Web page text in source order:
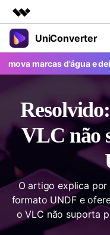
Produtos em destaque
Criatividade digital
Negócios
Soluções
Sala de imprensa
Suporte
UniConverter
Productos
UniConverter-
UniConverter
UniConverter
AniSmall-Compressor
AniSmall para
AniSmall para iOS
texto
Ferramentas Online
Fãs de
Onde
Ajuda
Guia
Como usar o
Atualize para a V17
marcas d'água e
VLC não
O artigo explica
formato UNDF e
o VLC não suporta